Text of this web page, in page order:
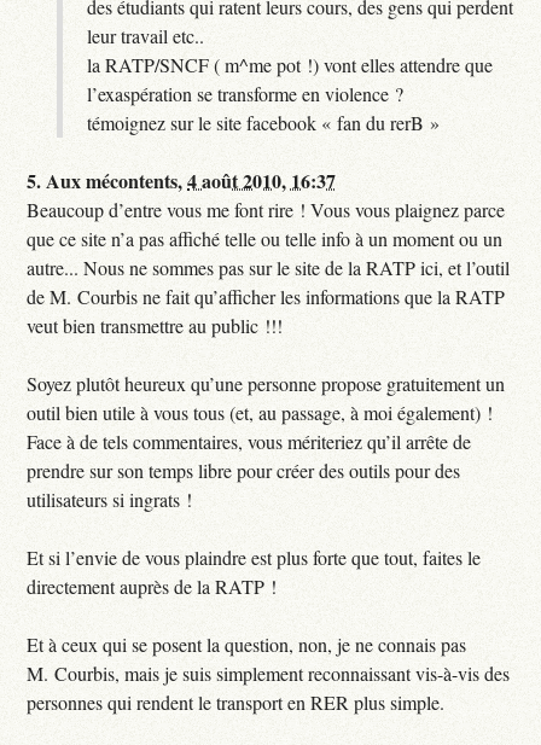
des étudiants qui ratent leurs cours, des gens qui perdent
leur travail etc..
la RATP/SNCF ( m^me pot !) vont elles attendre que
l’exaspération se transforme en violence ?
témoignez sur le site facebook « fan du rerB »
5.Aux mécontents,4 août 2010, 16:37
Beaucoup d’entre vous me font rire ! Vous vous plaignez parce
que ce site n’a pas affiché telle ou telle info à un moment ou un
autre... Nous ne sommes pas sur le site de la RATP ici, et l’outil
de M. Courbis ne fait qu’afficher les informations que la RATP
veut bien transmettre au public !!!
Soyez plutôt heureux qu’une personne propose gratuitement un
outil bien utile à vous tous (et, au passage, à moi également) !
Face à de tels commentaires, vous mériteriez qu’il arrête de
prendre sur son temps libre pour créer des outils pour des
utilisateurs si ingrats !
Et si l’envie de vous plaindre est plus forte que tout, faites le
directement auprès de la RATP !
Et à ceux qui se posent la question, non, je ne connais pas
M. Courbis, mais je suis simplement reconnaissant vis-à-vis des
personnes qui rendent le transport en RER plus simple.